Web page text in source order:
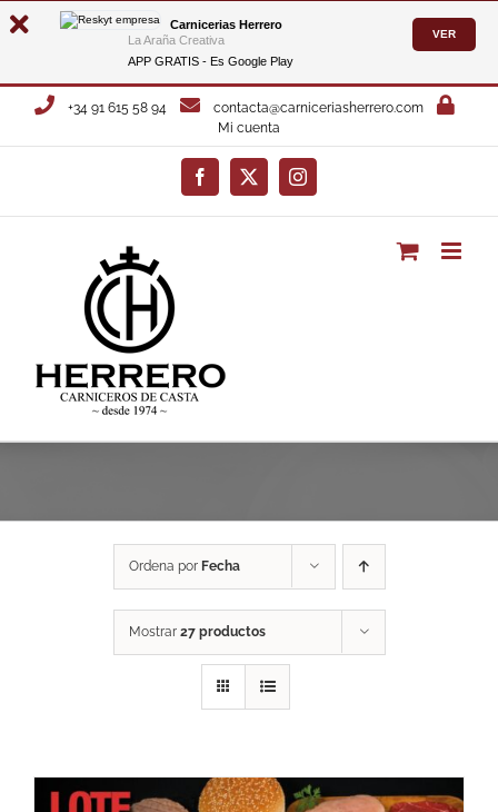
Carnicerias Herrero
La Araña Creativa
APP GRATIS - Es Google Play
VER
Saltar
+34 91 615 58 94
contacta@carniceriasherrero.com
Mi cuenta
Facebook
X Instagram
Ordena por Fecha
Mostrar 27 productos